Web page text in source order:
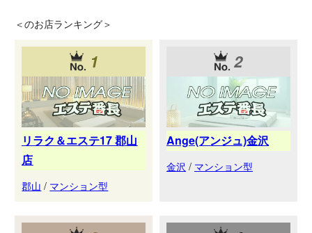
＜のお店ランキング＞
1
リラク＆エステ17 郡山
店
郡山 / マンション型
2
Ange(アンジュ)金沢
金沢 / マンション型